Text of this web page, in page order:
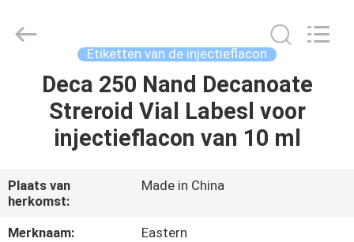
HUIS
PRODUCTEN
ONGEVEER
ONS
Industry
Etiketten van de injectieflacon
Deca 250 Nand Decanoate
Streroid Vial Labesl voor
injectieflacon van 10 ml
Plaats van
herkomst:
Made in China
Merknaam:
Eastern